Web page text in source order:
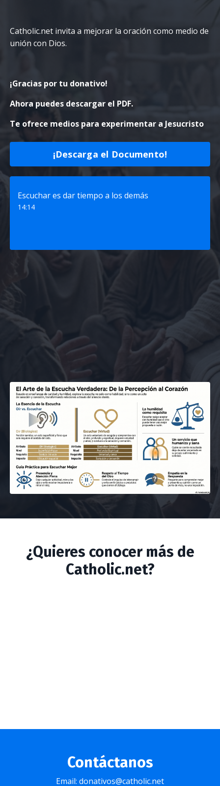
Catholic.net invita a mejorar la oración como medio de
unión con Dios.
¡Gracias por tu donativo!
Ahora puedes descargar el PDF.
Te ofrece medios para experimentar a Jesucristo
¡Descarga el Documento!
Escuchar es dar tiempo a los demás
14:14
¿Quieres conocer más de
Catholic.net?
Contáctanos
Email: donativos@catholic.net